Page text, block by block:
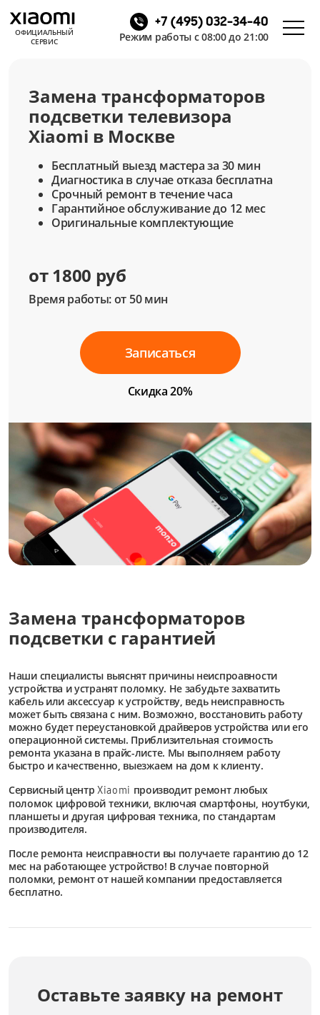
ОФИЦИАЛЬНЫЙ
СЕРВИС
+7 (495) 032-34-40
Режим работы с 08:00 до 21:00
Замена трансформаторов
подсветки телевизора
Xiaomi в Москве
Бесплатный выезд мастера за 30 мин
Диагностика в случае отказа бесплатна
Срочный ремонт в течение часа
Гарантийное обслуживание до 12 мес
Оригинальные комплектующие
от 1800 руб
Время работы: от 50 мин
Записаться
Скидка 20%
Замена трансформаторов
подсветки с гарантией
Наши специалисты выяснят причины неиспроавности
устройства и устранят поломку. Не забудьте захватить
кабель или аксессуар к устройству, ведь неисправность
может быть связана с ним. Возможно, восстановить работу
можно будет переустановкой драйверов устройства или его
операционной системы. Приблизительная стоимость
ремонта указана в прайс-листе. Мы выполняем работу
быстро и качественно, выезжаем на дом к клиенту.
Сервисный центрXiaomi производит ремонт любых
поломок цифровой техники, включая смартфоны, ноутбуки,
планшеты и другая цифровая техника, по стандартам
производителя.
После ремонта неисправности вы получаете гарантию до 12
мес на работающее устройство! В случае повторной
поломки, ремонт от нашей компании предоставляется
бесплатно.
Оставьте заявку на ремонт